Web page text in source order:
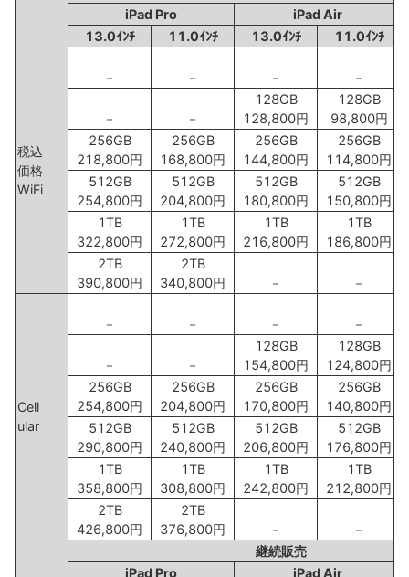
iPad Pro
iPad Air
13.0ｲﾝﾁ
11.0ｲﾝﾁ 13.0ｲﾝﾁ 11.0ｲﾝﾁ
税込
価格
WiFi
－ － － －
－ －
128GB
128,800円
128GB
98,800円
256GB
218,800円
256GB
168,800円
256GB
144,800円
256GB
114,800円
512GB
254,800円
512GB
204,800円
512GB
180,800円
512GB
150,800円
1TB
322,800円
1TB
272,800円
1TB
216,800円
1TB
186,800円
2TB
390,800円
2TB
340,800円
－ －
Cell
ular
－ － － －
－ －
128GB
154,800円
128GB
124,800円
256GB
254,800円
256GB
204,800円
256GB
170,800円
256GB
140,800円
512GB
290,800円
512GB
240,800円
512GB
206,800円
512GB
176,800円
1TB
358,800円
1TB
308,800円
1TB
242,800円
1TB
212,800円
2TB
426,800円
2TB
376,800円
－
－
継続販売
iPad Pro
iPad Air